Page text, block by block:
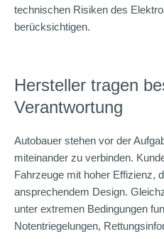
technischen Risiken des
berücksichtigen.
Hersteller tragen
Verantwortung
Autobauer stehen vor der
miteinander zu verbinden.
Fahrzeuge mit hoher Effizienz,
ansprechendem Design.
unter extremen Bedingungen
Notentriegelungen,